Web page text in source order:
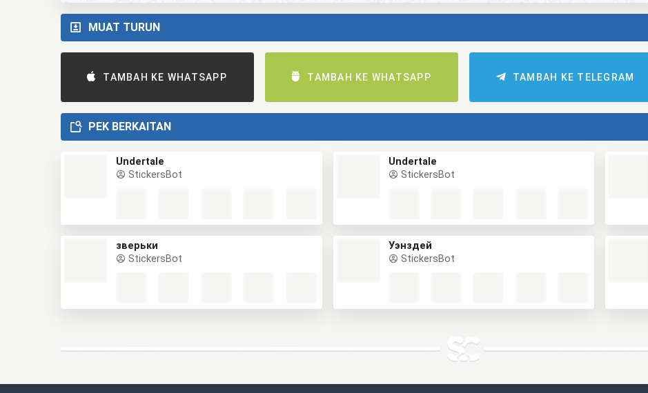
MUAT TURUN
TAMBAH KE WHATSAPP TAMBAH KE WHATSAPP TAMBAH KE TELEGRAM
PEK BERKAITAN
Undertale
StickersBot
Undertale
StickersBot
зверьки
StickersBot
Уэнздей
StickersBot